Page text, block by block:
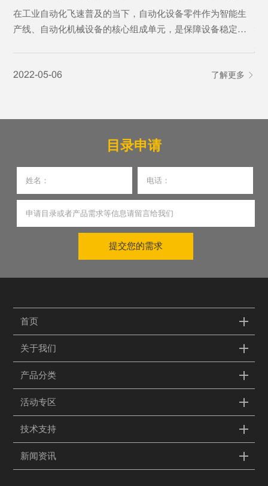
在工业自动化飞速普及的当下，自动化设备零件作为智能生
产线、自动化机械设备的核心组成单元，是保障设备稳定运
成自动化输送、加工、分拣、检测等核心工序，是制造业从
2022-05-06 了解更多
目录申请
提交您的需求
首页
关于我们
产品分类
活动专区
技术支持
新闻资讯